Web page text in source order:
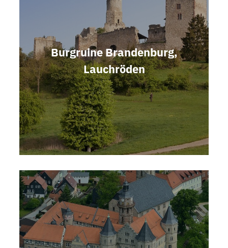
Burgruine Brandenburg,
Lauchröden